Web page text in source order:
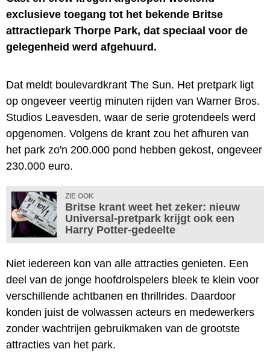
exclusieve toegang tot het bekende Britse
attractiepark Thorpe Park, dat speciaal voor de
gelegenheid werd afgehuurd.
Dat meldt boulevardkrant The Sun. Het pretpark ligt
op ongeveer veertig minuten rijden van Warner Bros.
Studios Leavesden, waar de serie grotendeels werd
opgenomen. Volgens de krant zou het afhuren van
het park zo'n 200.000 pond hebben gekost, ongeveer
230.000 euro.
ZIE OOK
Britse krant weet het zeker: nieuw
Universal-pretpark krijgt ook een
Harry Potter-gedeelte
Niet iedereen kon van alle attracties genieten. Een
deel van de jonge hoofdrolspelers bleek te klein voor
verschillende achtbanen en thrillrides. Daardoor
konden juist de volwassen acteurs en medewerkers
zonder wachtrijen gebruikmaken van de grootste
attracties van het park.